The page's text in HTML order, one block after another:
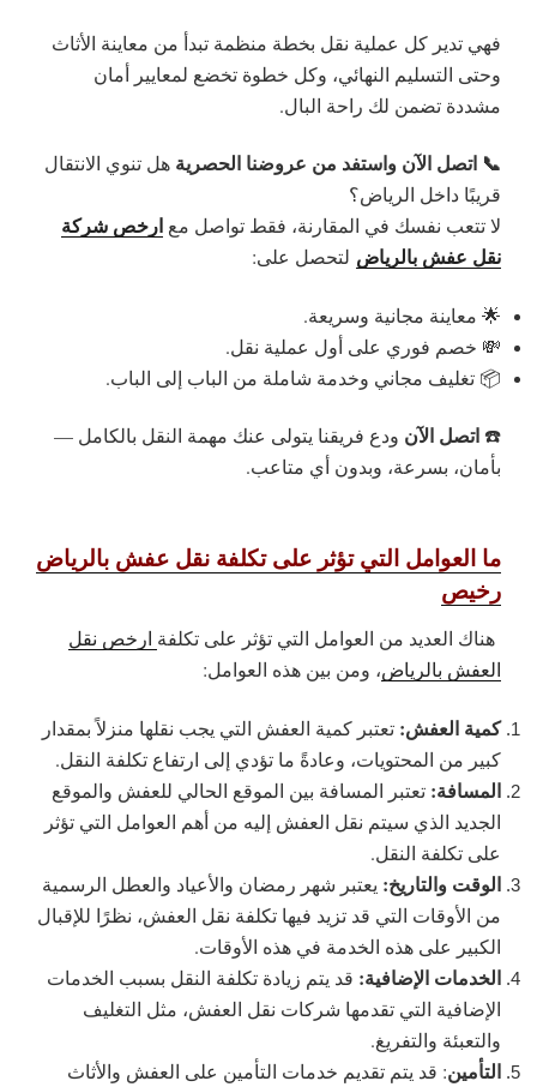
فهي تدير كل عملية نقل بخطة منظمة تبدأ من معاينة الأثاث
وحتى التسليم النهائي، وكل خطوة تخضع لمعايير أمان
مشددة تضمن لك راحة البال.
📞 اتصل الآن واستفد من عروضنا الحصرية هل تنوي الانتقال
قريبًا داخل الرياض؟
لا تتعب نفسك في المقارنة، فقط تواصل مع ارخص شركة
نقل عفش بالرياض لتحصل على:
🌟 معاينة مجانية وسريعة.
💸 خصم فوري على أول عملية نقل.
📦 تغليف مجاني وخدمة شاملة من الباب إلى الباب.
☎️اتصل الآن ودع فريقنا يتولى عنك مهمة النقل بالكامل —
بأمان، بسرعة، وبدون أي متاعب.
ما العوامل التي تؤثر على تكلفة نقل عفش بالرياض
رخيص
هناك العديد من العوامل التي تؤثر على تكلفة ارخص نقل
العفش بالرياض، ومن بين هذه العوامل:
كمية العفش: تعتبر كمية العفش التي يجب نقلها منزلاً بمقدار
كبير من المحتويات، وعادةً ما تؤدي إلى ارتفاع تكلفة النقل.
المسافة: تعتبر المسافة بين الموقع الحالي للعفش والموقع
الجديد الذي سيتم نقل العفش إليه من أهم العوامل التي تؤثر
على تكلفة النقل.
الوقت والتاريخ: يعتبر شهر رمضان والأعياد والعطل الرسمية
من الأوقات التي قد تزيد فيها تكلفة نقل العفش، نظرًا للإقبال
الكبير على هذه الخدمة في هذه الأوقات.
الخدمات الإضافية: قد يتم زيادة تكلفة النقل بسبب الخدمات
الإضافية التي تقدمها شركات نقل العفش، مثل التغليف
والتعبئة والتفريغ.
التأمين: قد يتم تقديم خدمات التأمين على العفش والأثاث